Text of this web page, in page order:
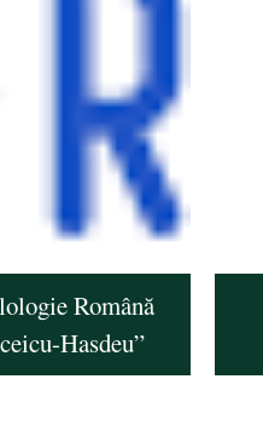
Română
Hasdeu”